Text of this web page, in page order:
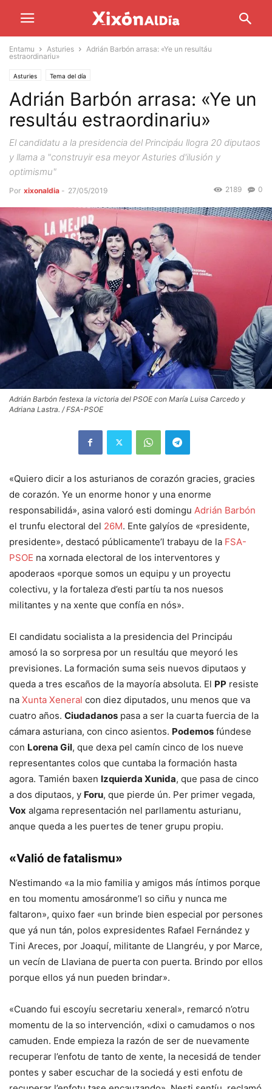
Entamu Asturies
Adrián Barbón arrasa: «Ye un resultáu
estraordinariu»
Asturies Tema del día
Adrián Barbón arrasa: «Ye un
resultáu estraordinariu»
El candidatu a la presidencia del Principáu llogra 20 diputaos
y llama a "construyir esa meyor Asturies d'ilusión y
optimismu"
Por xixonaldia - 27/05/2019 0
2189
Adrián Barbón festexa la victoria del PSOE con María Luisa Carcedo y
Adriana Lastra. / FSA-PSOE
«Quiero dicir a los asturianos de corazón gracies, gracies
de corazón. Ye un enorme honor y una enorme
responsabilidá», asina valoró esti domingu Adrián Barbón
el trunfu electoral del 26M. Ente galyíos de «presidente,
presidente», destacó públicamente’l trabayu de la FSA-
PSOE na xornada electoral de los interventores y
apoderaos «porque somos un equipu y un proyectu
colectivu, y la fortaleza d’esti partíu ta nos nuesos
militantes y na xente que confía en nós».
El candidatu socialista a la presidencia del Principáu
amosó la so sorpresa por un resultáu que meyoró les
previsiones. La formación suma seis nuevos diputaos y
queda a tres escaños de la mayoría absoluta. El PP resiste
na Xunta Xeneral con diez diputados, unu menos que va
cuatro años. Ciudadanos pasa a ser la cuarta fuercia de la
cámara asturiana, con cinco asientos. Podemos fúndese
con Lorena Gil, que dexa pel camín cinco de los nueve
representantes colos que cuntaba la formación hasta
agora. Tamién baxen Izquierda Xunida, que pasa de cinco
a dos diputaos, y Foru, que pierde ún. Per primer vegada,
Vox algama representación nel parllamentu asturianu,
anque queda a les puertes de tener grupu propiu.
«Valió de fatalismu»
N’estimando «a la mio familia y amigos más íntimos porque
en tou momentu amosáronme’l so ciñu y nunca me
faltaron», quixo faer «un brinde bien especial por persones
que yá nun tán, polos expresidentes Rafael Fernández y
Tini Areces, por Joaquí, militante de Llangréu, y por Marce,
un vecín de Llaviana de puerta con puerta. Brindo por ellos
porque ellos yá nun pueden brindar».
«Cuando fui escoyíu secretariu xeneral», remarcó n’otru
momentu de la so intervención, «dixi o camudamos o nos
camuden. Ende empieza la razón de ser de nuevamente
recuperar l’enfotu de tanto de xente, la necesidá de tender
pontes y saber escuchar de la sociedá y esti enfotu de